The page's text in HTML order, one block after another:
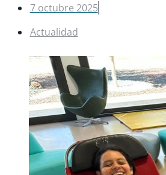
7 octubre 2025
Actualidad